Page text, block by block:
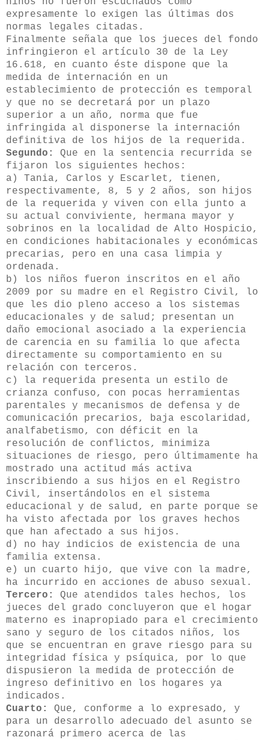
expresamente lo exigen las últimas dos
normas legales citadas.
Finalmente señala que los jueces del fondo
infringieron el artículo 30 de la Ley
16.618, en cuanto éste dispone que la
medida de internación en un
establecimiento de protección es temporal
y que no se decretará por un plazo
superior a un año, norma que fue
infringida al disponerse la internación
definitiva de los hijos de la requerida.
Segundo:
Que en la sentencia recurrida se
fijaron los siguientes hechos:
a) Tania, Carlos y Escarlet, tienen,
respectivamente, 8, 5 y 2 años, son hijos
de la requerida y viven con ella junto a
su actual conviviente, hermana mayor y
sobrinos en la localidad de Alto Hospicio,
en condiciones habitacionales y económicas
precarias, pero en una casa limpia y
ordenada.
b) los niños fueron inscritos en el año
2009 por su madre en el Registro Civil, lo
que les dio pleno acceso a los sistemas
educacionales y de salud; presentan un
daño emocional asociado a la experiencia
de carencia en su familia lo que afecta
directamente su comportamiento en su
relación con terceros.
c) la requerida presenta un estilo de
crianza confuso, con pocas herramientas
parentales y mecanismos de defensa y de
comunicación precarios, baja escolaridad,
analfabetismo, con déficit en la
resolución de conflictos, minimiza
situaciones de riesgo, pero últimamente ha
mostrado una actitud más activa
inscribiendo a sus hijos en el Registro
Civil, insertándolos en el sistema
educacional y de salud, en parte porque se
ha visto afectada por los graves hechos
que han afectado a sus hijos.
d) no hay indicios de existencia de una
familia extensa.
e) un cuarto hijo, que vive con la madre,
ha incurrido en acciones de abuso sexual.
Tercero: Que atendidos tales hechos, los
jueces del grado concluyeron que el hogar
materno es inapropiado para el crecimiento
sano y seguro de los citados niños, los
que se encuentran en grave riesgo para su
integridad física y psíquica, por lo que
dispusieron la medida de protección de
ingreso definitivo en los hogares ya
indicados.
Cuarto:
Que, conforme a lo expresado, y
para un desarrollo adecuado del asunto se
razonará primero acerca de las